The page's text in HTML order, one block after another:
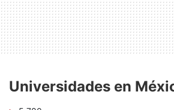
Universidades en